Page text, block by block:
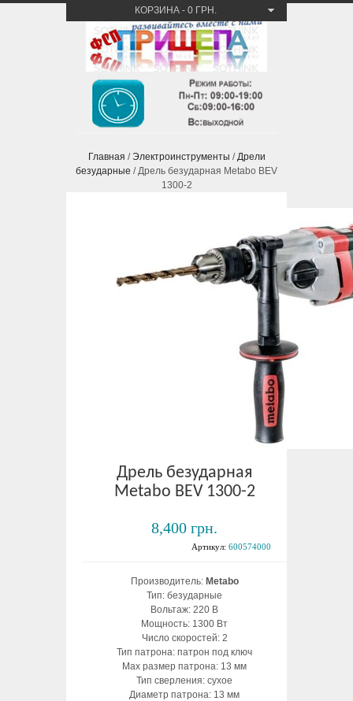
КОРЗИНА - 0 ГРН.
Главная /Электроинструменты /Дрели
безударные / Дрель безударная Metabo BEV
1300-2
Дрель безударная
Metabo BEV 1300-2
8,400 грн.
Артикул: 600574000
Производитель: Metabo
Тип: безударные
Вольтаж: 220 В
Мощность: 1300 Вт
Число скоростей: 2
Тип патрона: патрон под ключ
Max размер патрона: 13 мм
Тип сверления: сухое
Диаметр патрона: 13 мм